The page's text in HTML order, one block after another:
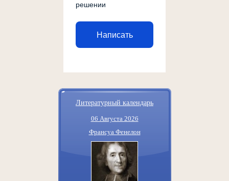
решении
Написать
Литературный календарь
06 Августа 2026
Франсуа Фенелон